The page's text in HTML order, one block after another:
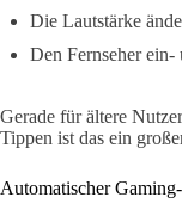
Die Lautstärke
Den Fernseher ein-
Gerade für ältere
Tippen ist das ein
Automatischer